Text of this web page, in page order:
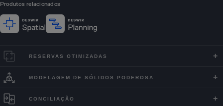
Produtos relacionados
RESERVAS OTIMIZADAS
MODELAGEM DE SÓLIDOS PODEROSA
CONCILIAÇÃO